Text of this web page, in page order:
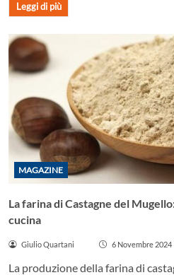
Leggi di più
MAGAZINE
La farina di Castagne del
cucina
Giulio Quartani 6 Novembre 2024
La produzione della farina di